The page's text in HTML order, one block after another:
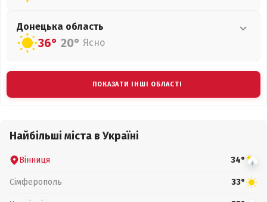
Донецька область
36° 20° Ясно
ПОКАЗАТИ ІНШІ ОБЛАСТІ
Найбільші міста в Україні
Вінниця 34°
Сімферополь 33°